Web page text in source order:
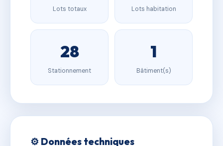
Lots totaux Lots habitation
28
Stationnement
1
Bâtiment(s)
⚙️ Données techniques